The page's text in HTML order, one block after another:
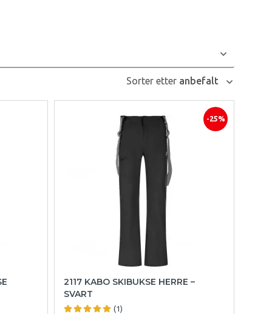
Sorter etter anbefalt
-25%
2117 KABO SKIBUKSE HERRE –
SVART
(1)